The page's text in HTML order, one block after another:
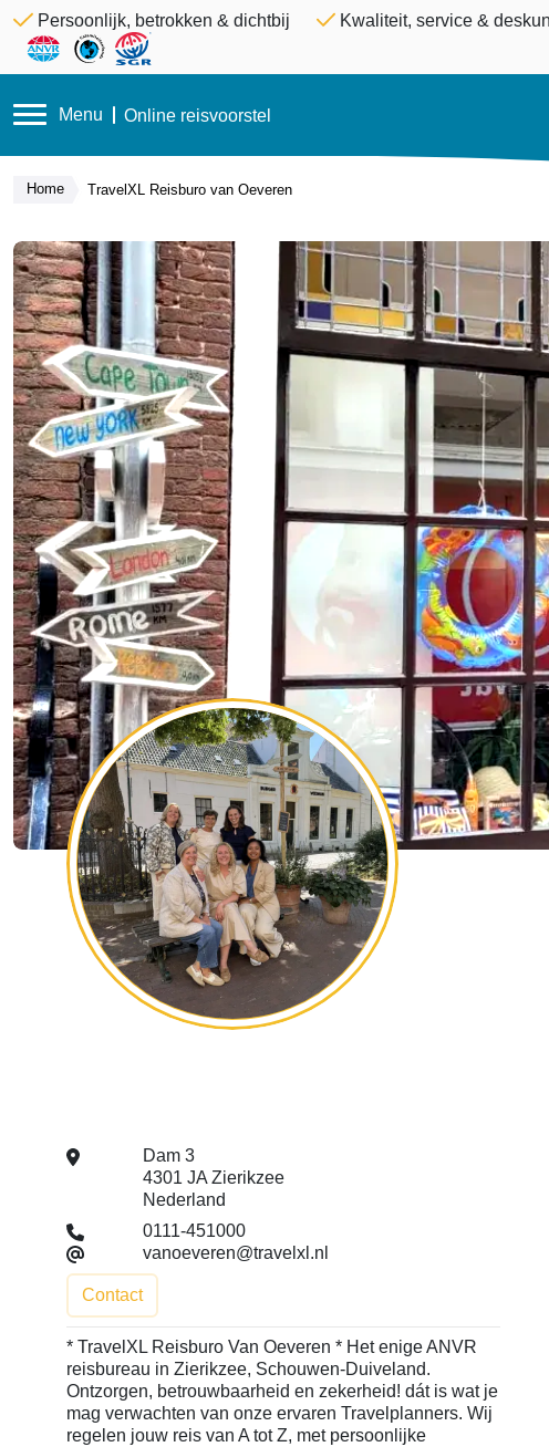
Persoonlijk, betrokken & dichtbij Kwaliteit, service &
Menu Online reisvoorstel
Home TravelXL Reisburo van Oeveren
Dam 3
4301 JA Zierikzee
Nederland
0111-451000
vanoeveren@travelxl.nl
Contact
* TravelXL Reisburo Van Oeveren * Het enige ANVR
reisbureau in Zierikzee, Schouwen-Duiveland.
Ontzorgen, betrouwbaarheid en zekerheid! dát is wat je
mag verwachten van onze ervaren Travelplanners. Wij
regelen jouw reis van A tot Z, met persoonlijke